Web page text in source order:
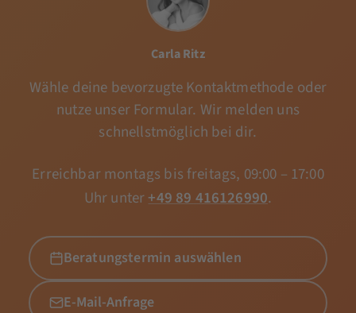
Carla Ritz
Wähle deine bevorzugte Kontaktmethode oder
nutze unser Formular. Wir melden uns
schnellstmöglich bei dir.
Erreichbar montags bis freitags, 09:00 – 17:00
Uhr unter+49 89 416126990.
Beratungstermin auswählen
E-Mail-Anfrage